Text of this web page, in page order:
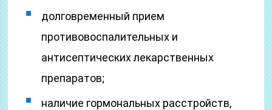
долговременный прием
противовоспалительных и
антисептических лекарственных
препаратов;
наличие гормональных расстройств,